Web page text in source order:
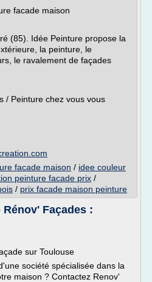
facade maison
(85). Idée Peinture propose la
la peinture, le
le ravalement de façades
/ Peinture chez vous vous
facade maison / idee couleur
peinture facade prix /
/ prix facade maison peinture
Façades :
sur Toulouse
société spécialisée dans la
maison ? Contactez Renov'